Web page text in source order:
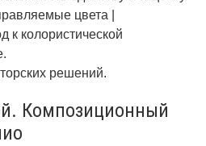
цвета |
колористической
решений.
Композиционный